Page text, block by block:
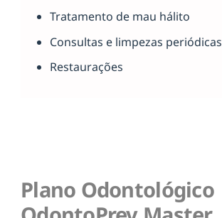
Tratamento de mau hálito
Consultas e limpezas periódicas
Restaurações
Plano Odontológico